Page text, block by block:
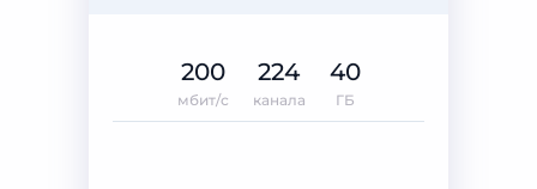
200
мбит/с
224
канала
40
ГБ